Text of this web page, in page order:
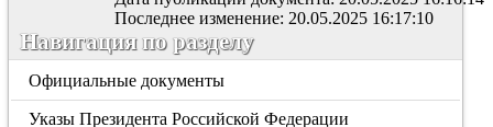
Последнее изменение: 20.05.2025 16:17:10
Навигация по разделу
Официальные документы
Указы Президента Российской Федерации